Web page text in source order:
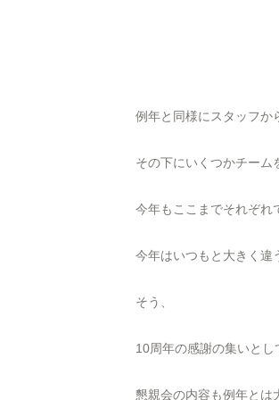
例年と同様にスタッフか
その下にいくつかチーム
今年もここまでそれぞれ
今年はいつもと大きく違
そう、
10周年の感謝の集いとし
懇親会の内容も例年とは